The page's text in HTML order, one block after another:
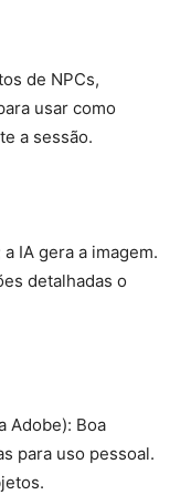
de NPCs,
usar como
a sessão.
IA gera a imagem.
detalhadas o
Adobe): Boa
para uso pessoal.